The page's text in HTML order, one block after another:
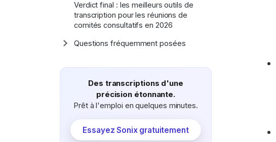
Verdict final : les meilleurs outils de
transcription pour les réunions de
comités consultatifs en 2026
Afficher/masquer
Questions fréquemment posées
Des transcriptions d'une
précision étonnante.
Prêt à l'emploi en quelques minutes.
Essayez Sonix gratuitement